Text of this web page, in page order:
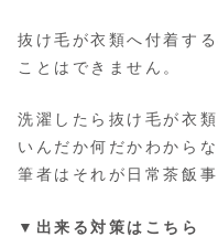
抜け毛が衣類へ付着す
ことはできません。
洗濯したら抜け毛が衣
いんだか何だかわから
筆者はそれが日常茶飯事
▼出来る対策はこちら